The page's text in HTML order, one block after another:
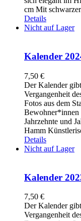
cm Mit
Details
Nicht auf Lager
Kalender
7,50 €
Der Kalender
Vergangenheit
Fotos aus dem
Bewohner*innen
Jahrzehnte und
Hamm
Details
Nicht auf Lager
Kalender
7,50 €
Der Kalender
Vergangenheit